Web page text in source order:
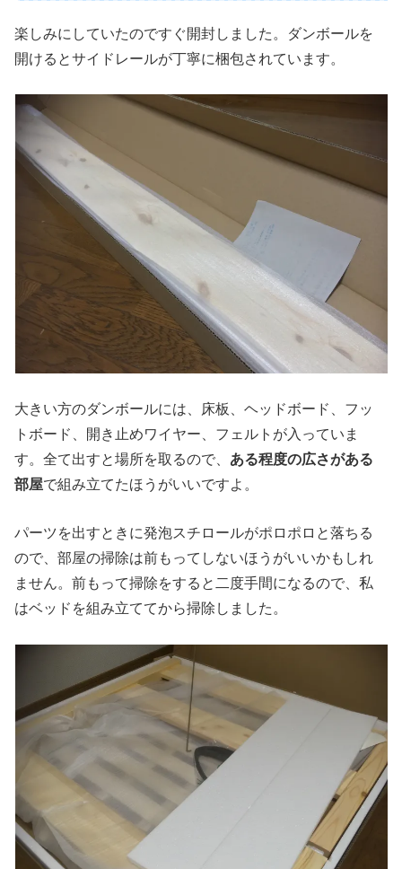
楽しみにしていたのですぐ開封しました。ダンボールを
開けるとサイドレールが丁寧に梱包されています。
大きい方のダンボールには、床板、ヘッドボード、フッ
トボード、開き止めワイヤー、フェルトが入っていま
す。全て出すと場所を取るので、 ある程度の広さがある
部屋で組み立てたほうがいいですよ。
パーツを出すときに発泡スチロールがポロポロと落ちる
ので、部屋の掃除は前もってしないほうがいいかもしれ
ません。前もって掃除をすると二度手間になるので、私
はベッドを組み立ててから掃除しました。